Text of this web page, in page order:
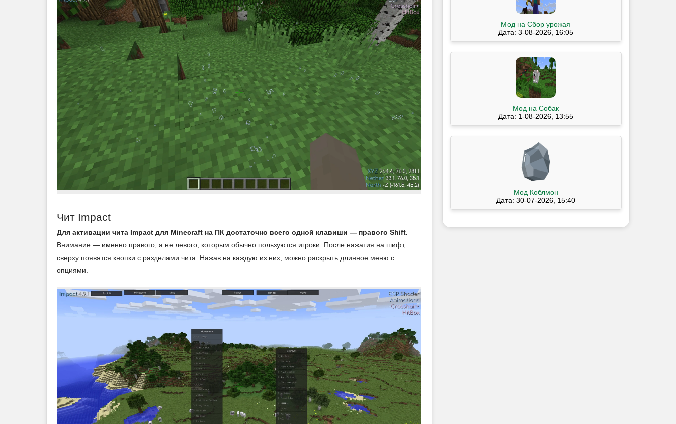
Чит Impact
Для активации чита Impact для Minecraft на ПК достаточно всего одной клавиши — правого Shift.
Внимание — именно правого, а не левого, которым обычно пользуются игроки. После нажатия на шифт,
сверху появятся кнопки с разделами чита. Нажав на каждую из них, можно раскрыть длинное меню с
опциями.
Мод на Сбор урожая
Дата: 3-08-2026, 16:05
Мод на Собак
Дата: 1-08-2026, 13:55
Мод Коблмон
Дата: 30-07-2026, 15:40